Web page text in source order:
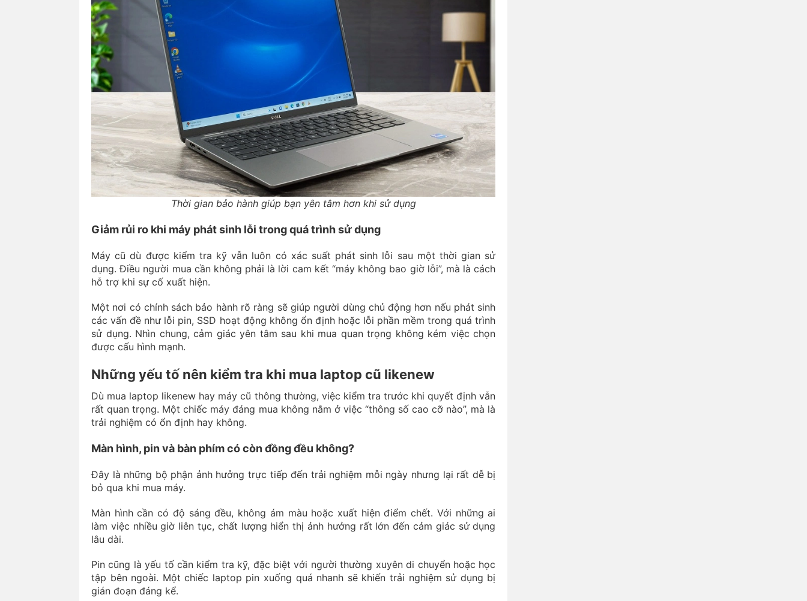
Thời gian bảo hành giúp bạn yên tâm hơn khi sử dụng
Giảm rủi ro khi máy phát sinh lỗi trong quá trình sử dụng
Máy cũ dù được kiểm tra kỹ vẫn luôn có xác suất phát sinh lỗi sau một thời gian sử
dụng. Điều người mua cần không phải là lời cam kết “máy không bao giờ lỗi”, mà là cách
hỗ trợ khi sự cố xuất hiện.
Một nơi có chính sách bảo hành rõ ràng sẽ giúp người dùng chủ động hơn nếu phát sinh
các vấn đề như lỗi pin, SSD hoạt động không ổn định hoặc lỗi phần mềm trong quá trình
sử dụng. Nhìn chung, cảm giác yên tâm sau khi mua quan trọng không kém việc chọn
được cấu hình mạnh.
Những yếu tố nên kiểm tra khi mua laptop cũ likenew
Dù mua laptop likenew hay máy cũ thông thường, việc kiểm tra trước khi quyết định vẫn
rất quan trọng. Một chiếc máy đáng mua không nằm ở việc “thông số cao cỡ nào”, mà là
trải nghiệm có ổn định hay không.
Màn hình, pin và bàn phím có còn đồng đều không?
Đây là những bộ phận ảnh hưởng trực tiếp đến trải nghiệm mỗi ngày nhưng lại rất dễ bị
bỏ qua khi mua máy.
Màn hình cần có độ sáng đều, không ám màu hoặc xuất hiện điểm chết. Với những ai
làm việc nhiều giờ liên tục, chất lượng hiển thị ảnh hưởng rất lớn đến cảm giác sử dụng
lâu dài.
Pin cũng là yếu tố cần kiểm tra kỹ, đặc biệt với người thường xuyên di chuyển hoặc học
tập bên ngoài. Một chiếc laptop pin xuống quá nhanh sẽ khiến trải nghiệm sử dụng bị
gián đoạn đáng kể.